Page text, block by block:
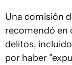
Una comisión
recomendó en
delitos,
por haber